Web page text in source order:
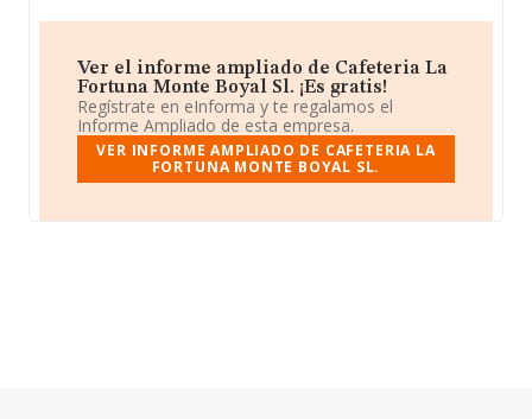
Ver el informe ampliado de Cafeteria La
Fortuna Monte Boyal Sl. ¡Es gratis!
Regístrate en eInforma y te regalamos el
Informe Ampliado de esta empresa.
VER INFORME AMPLIADO DE CAFETERIA LA
FORTUNA MONTE BOYAL SL.